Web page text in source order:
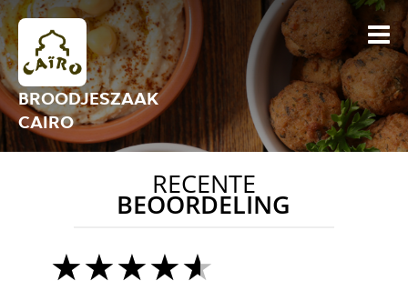
BROODJESZAAK
CAIRO
RECENTE
BEOORDELING